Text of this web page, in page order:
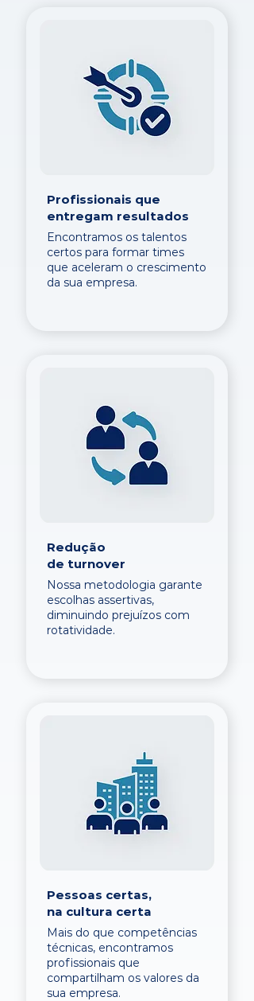
Profissionais que
entregam resultados
Encontramos os talentos
certos para formar times
que aceleram o crescimento
da sua empresa.
Redução
de turnover
Nossa metodologia garante
escolhas assertivas,
diminuindo prejuízos com
rotatividade.
Pessoas certas,
na cultura certa
Mais do que competências
técnicas, encontramos
profissionais que
compartilham os valores da
sua empresa.